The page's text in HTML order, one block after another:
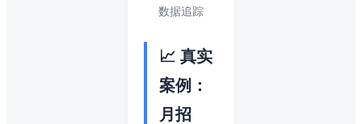
数据追踪
📈 真实
案例：
月招